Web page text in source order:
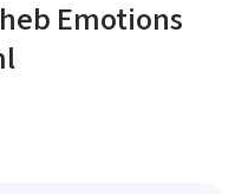
Emotions